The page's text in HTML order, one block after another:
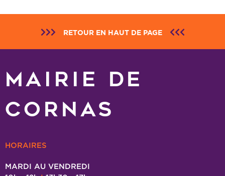
RETOUR EN HAUT DE PAGE
MAIRIE DE
CORNAS
HORAIRES
MARDI AU VENDREDI